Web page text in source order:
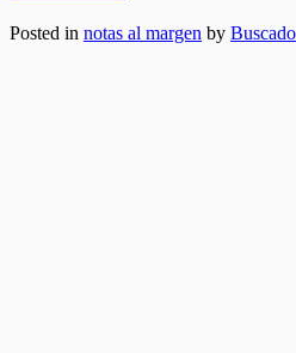
Posted in notas al margen by